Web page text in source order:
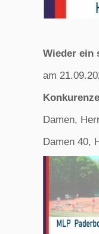
Wieder ein
am
Damen,
Damen 40,